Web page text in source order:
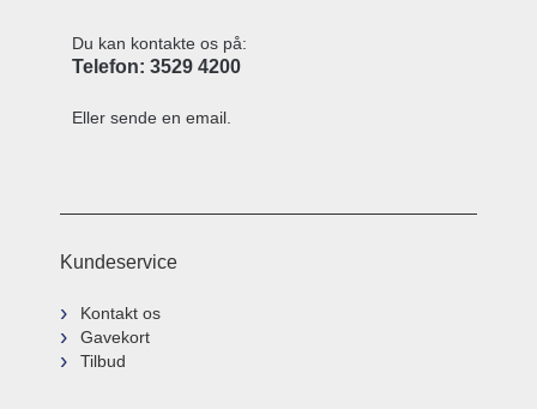
Du kan kontakte os på:
Telefon: 3529 4200
Eller sende en email
Kundeservice
Kontakt os
Gavekort
Tilbud